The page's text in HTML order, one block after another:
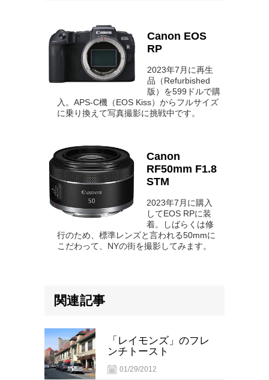
Canon EOS
RP
2023年7月に再生
品（Refurbished
版）を599ドルで購
入。APS-C機（EOS Kiss）からフルサイズ
に乗り換えて写真撮影に挑戦中です。
Canon
RF50mm F1.8
STM
2023年7月に購入
してEOS RPに装
着。しばらくは修
行のため、標準レンズと言われる50mmに
こだわって、NYの街を撮影してみます。
関連記事
01/29/2012
「レイモンズ」のフレ
ンチトースト